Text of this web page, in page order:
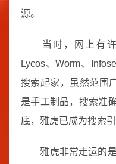
源。
当时，网上有许
Lycos、Worm、
搜索起家，虽然范围
是手工制品，搜索准
底，雅虎已成为搜索引
雅虎非常走运的是